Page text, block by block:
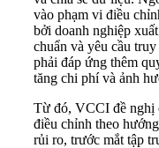
vào phạm vi điều
bởi doanh nghiệp
chuẩn và yêu cầu
phải đáp ứng thêm
tăng chi phí và ảnh
Từ đó, VCCI đề nghị
điều chỉnh theo
rủi ro, trước mắt tập